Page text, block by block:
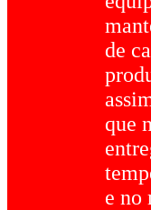
de
que
e no